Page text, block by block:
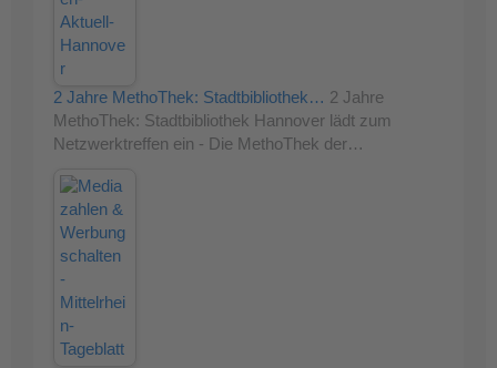
2 Jahre MethoThek: Stadtbibliothek… 2 Jahre
MethoThek: Stadtbibliothek Hannover lädt zum
Netzwerktreffen ein - Die MethoThek der…